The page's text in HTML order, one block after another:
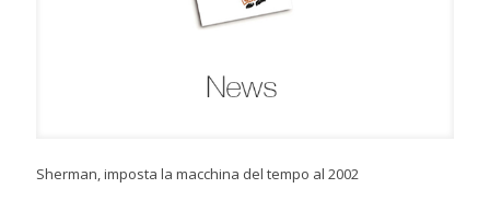
Sherman, imposta la macchina del tempo al 2002